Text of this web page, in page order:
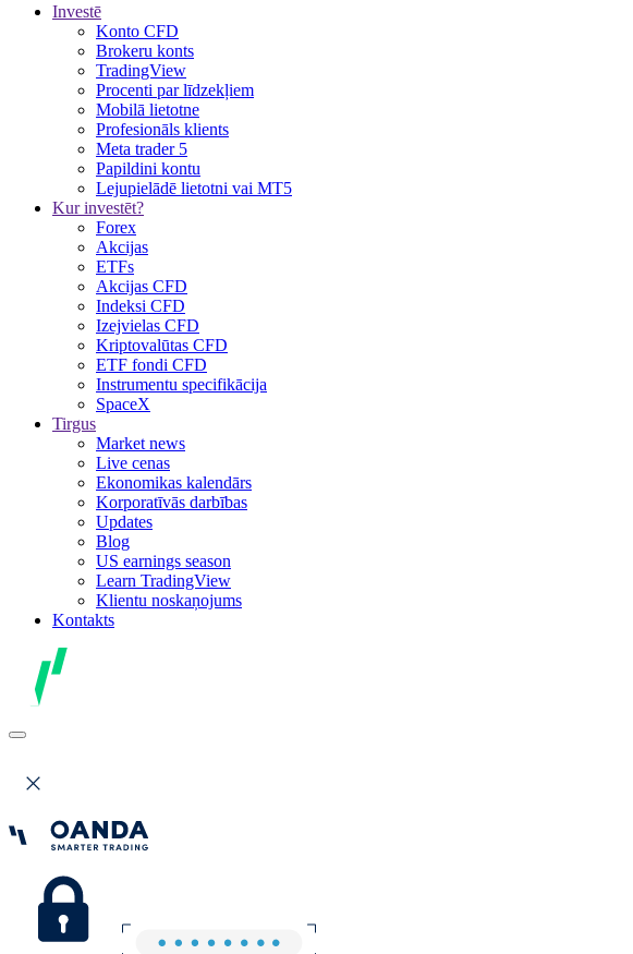
Investē
Konto CFD
Brokeru konts
TradingView
Procenti par līdzekļiem
Mobilā lietotne
Profesionāls klients
Meta trader 5
Papildini kontu
Lejupielādē lietotni vai MT5
Kur investēt?
Forex
Akcijas
ETFs
Akcijas CFD
Indeksi CFD
Izejvielas CFD
Kriptovalūtas CFD
ETF fondi CFD
Instrumentu specifikācija
SpaceX
Tirgus
Market news
Live cenas
Ekonomikas kalendārs
Korporatīvās darbības
Updates
Blog
US earnings season
Learn TradingView
Klientu noskaņojums
Kontakts